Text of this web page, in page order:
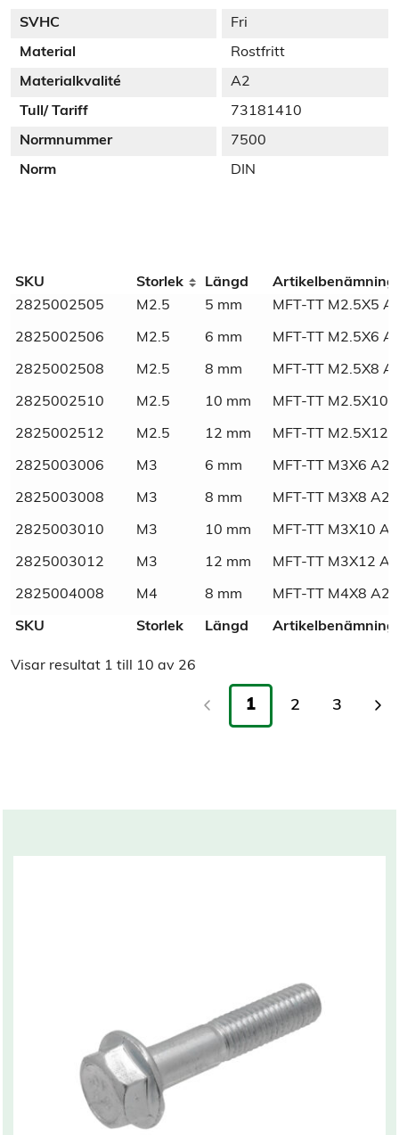
SVHC Fri
Material Rostfritt
Materialkvalité A2
Tull/ Tariff 73181410
Normnummer 7500
Norm DIN
Weight N/A
Dimensions N/A
Material Rostfritt
Materialkvalité A2
Normnummer 7500
maskinskruv torx
SKU Storlek Längd
Artikelbenämning
2825002505
M2.5 5 mm MFT-TT M2.5X5
2825002506 M2.5 6 mm MFT-TT M2.5X6
2825002508 M2.5 8 mm MFT-TT M2.5X8
2825002510 M2.5 10 mm MFT-TT M2.5X10
2825002512 M2.5 12 mm MFT-TT M2.5X12
2825003006 M3 6 mm MFT-TT M3X6 A2
2825003008 M3 8 mm MFT-TT M3X8 A2
2825003010 M3 10 mm MFT-TT M3X10
2825003012 M3 12 mm MFT-TT M3X12
2825004008 M4 8 mm MFT-TT M4X8 A2
SKU Storlek Längd Artikelbenämning
Visar resultat 1 till 10 av 26
1 2 3